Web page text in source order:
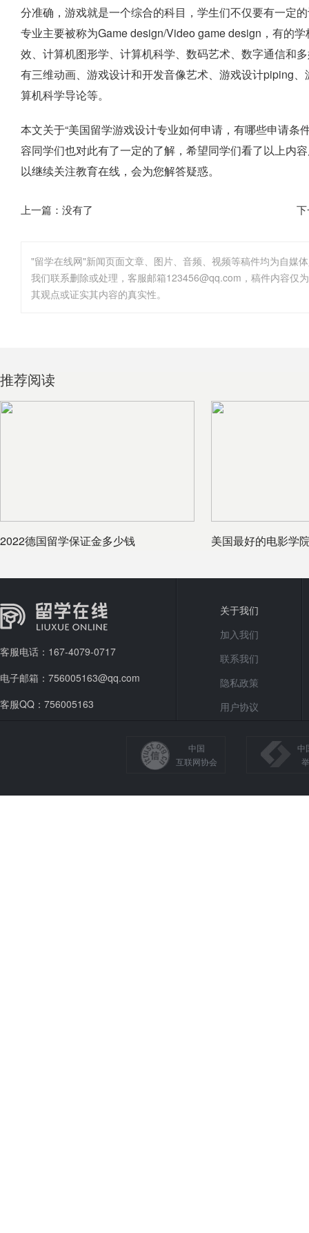
分准确，游戏就是一个综合的科目，学生们不仅要有一定
专业主要被称为Game design/Video game design，有的
效、计算机图形学、计算机科学、数码艺术、数字通信和
有三维动画、游戏设计和开发音像艺术、游戏设计piping
算机科学导论等。
本文关于“美国留学游戏设计专业如何申请，有哪些申请
容同学们也对此有了一定的了解，希望同学们看了以上内
以继续关注教育在线，会为您解答疑惑。
上一篇：没有了
"留学在线网"新闻页面文章、图片、音频、视频等稿件均为自媒
其观点或证实其内容的真实性。
推荐阅读
2022德国留学保证金多少钱 美国最好的电影学
客服电话：167-4079-0717
电子邮箱：756005163@qq.com
客服QQ：756005163
关于我们
加入我们
联系我们
隐私政策
用户协议
中国
互联网协会
中